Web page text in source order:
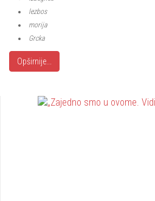
lezbos
morija
Grcka
Opširnije...